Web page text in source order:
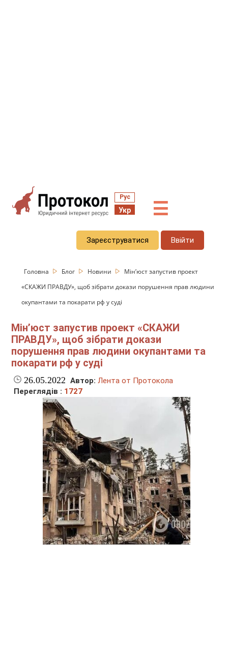
Рус
Укр ☰
Зареєструватися Ввійти
Головна Блог Новини
Мін’юст запустив проект
«СКАЖИ ПРАВДУ», щоб зібрати докази порушення прав людини
окупантами та покарати рф у суді
Мін’юст запустив проект «СКАЖИ
ПРАВДУ», щоб зібрати докази
порушення прав людини окупантами та
покарати рф у суді
26.05.2022 Автор: Лента от Протокола
Переглядів : 1727